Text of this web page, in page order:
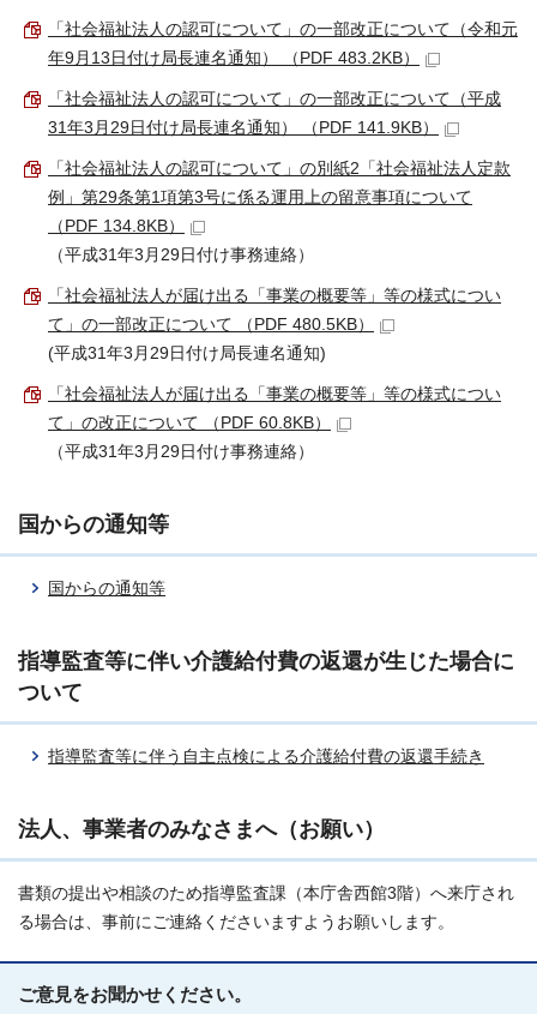
「社会福祉法人の認可について」の一部改正について（令和元
年9月13日付け局長連名通知） （PDF 483.2KB）
「社会福祉法人の認可について」の一部改正について（平成
31年3月29日付け局長連名通知） （PDF 141.9KB）
「社会福祉法人の認可について」の別紙2「社会福祉法人定款
例」第29条第1項第3号に係る運用上の留意事項について
（PDF 134.8KB）
（平成31年3月29日付け事務連絡）
「社会福祉法人が届け出る「事業の概要等」等の様式につい
て」の一部改正について （PDF 480.5KB）
(平成31年3月29日付け局長連名通知)
「社会福祉法人が届け出る「事業の概要等」等の様式につい
て」の改正について （PDF 60.8KB）
（平成31年3月29日付け事務連絡）
国からの通知等
国からの通知等
指導監査等に伴い介護給付費の返還が生じた場合に
ついて
指導監査等に伴う自主点検による介護給付費の返還手続き
法人、事業者のみなさまへ（お願い）
書類の提出や相談のため指導監査課（本庁舎西館3階）へ来庁され
る場合は、事前にご連絡くださいますようお願いします。
ご意見をお聞かせください。